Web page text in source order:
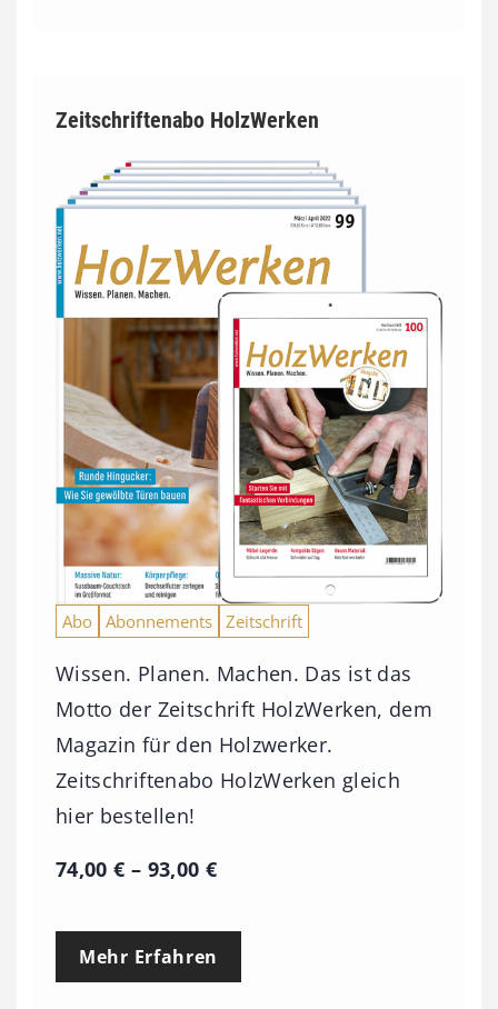
Zeitschriftenabo HolzWerken
Abo Abonnements Zeitschrift
Wissen. Planen. Machen. Das ist das
Motto der Zeitschrift HolzWerken, dem
Magazin für den Holzwerker.
Zeitschriftenabo HolzWerken gleich
hier bestellen!
74,00€ – 93,00 €P
e
Mehr Erfahren